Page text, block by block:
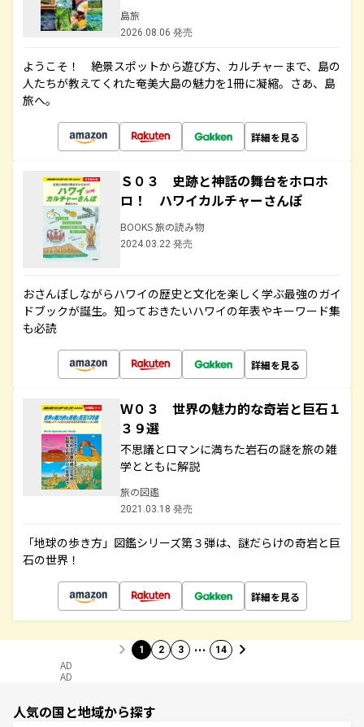
島旅
2026.08.06 発売
ようこそ！ 絶景スポットから遊び方、カルチャーまで、島の
人たちが教えてくれた奄美大島の魅力を1冊に凝縮。さあ、島
旅へ。
詳細を見る
Ｓ０３ 史跡と神話の舞台をホロホ
ロ！ ハワイカルチャーさんぽ
BOOKS 旅の読み物
2024.03.22 発売
おさんぽしながらハワイの歴史と文化を楽しく学ぶ最強のガイ
ドブックが誕生。知っておきたいハワイの年表やキーワード集
も必読
詳細を見る
Ｗ０３ 世界の魅力的な奇岩と巨石１
３９選
不思議とロマンに満ちた岩石の謎を旅の雑
学とともに解説
旅の図鑑
2021.03.18 発売
「地球の歩き方」図鑑シリーズ第３弾は、謎だらけの奇岩と巨
石の世界！
詳細を見る
1 2 3 … 14
AD
AD
人気の国と地域から探す